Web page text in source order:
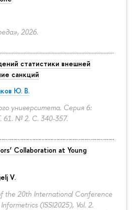
2026.
статистики внешней
санкций
Ю. В.
университета. Серия 6:
61. № 2. С. 340-357.
Collaboration at Young
V.
the 20th International Conference
(ISSI2025), Vol. 2.